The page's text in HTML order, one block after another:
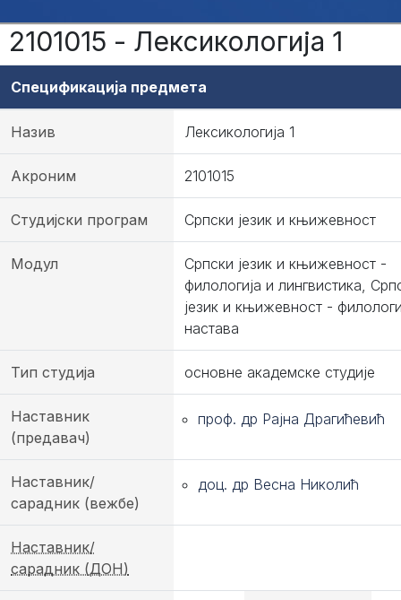
2101015 - Лексикологија 1
Спецификација предмета
Назив Лексикологија 1
Акроним 2101015
Студијски програм Српски језик и књижевност
Модул
Српски језик и књижевност -
филологија и лингвистика,
језик и књижевност -
настава
Тип студија основне академске студије
Наставник
(предавач)
проф. др Рајна Драгићевић
Наставник/
сарадник (вежбе)
доц. др Весна Николић
Наставник/
сарадник (ДОН)